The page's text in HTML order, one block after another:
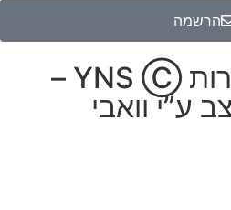
הרשמה
כל הזכויות שמורות YNS Ⓒ –
ע”יוואבי